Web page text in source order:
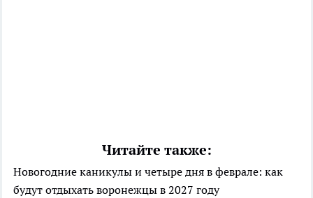
Читайте также:
Новогодние каникулы и четыре дня в феврале: как
будут отдыхать воронежцы в 2027 году